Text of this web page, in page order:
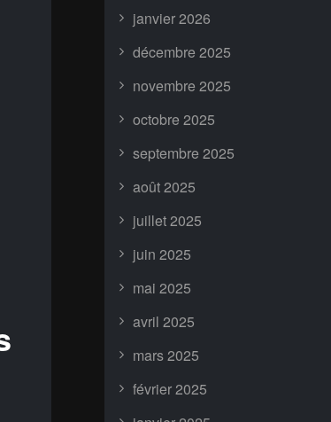
janvier 2026
décembre 2025
novembre 2025
octobre 2025
septembre 2025
août 2025
juillet 2025
juin 2025
mai 2025
avril 2025
mars 2025
février 2025